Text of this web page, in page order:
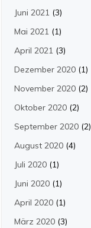
Juni 2021 (3)
Mai 2021 (1)
April 2021 (3)
Dezember 2020 (1)
November 2020 (2)
Oktober 2020 (2)
September 2020 (2)
August 2020 (4)
Juli 2020 (1)
Juni 2020 (1)
April 2020 (1)
März 2020 (3)